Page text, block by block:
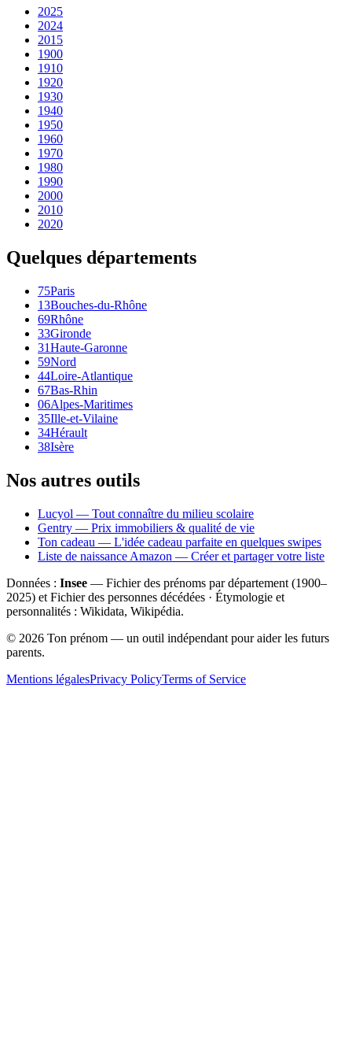
2025
2024
2015
1900
1910
1920
1930
1940
1950
1960
1970
1980
1990
2000
2010
2020
Quelques départements
75Paris
13Bouches-du-Rhône
69Rhône
33Gironde
31Haute-Garonne
59Nord
44Loire-Atlantique
67Bas-Rhin
06Alpes-Maritimes
35Ille-et-Vilaine
34Hérault
38Isère
Nos autres outils
Lucyol — Tout connaître du milieu scolaire
Gentry — Prix immobiliers & qualité de vie
Ton cadeau — L'idée cadeau parfaite en quelques swipes
Liste de naissance Amazon — Créer et partager votre liste
Données : Insee — Fichier des prénoms par département (1900–
2025) et Fichier des personnes décédées · Étymologie et
personnalités : Wikidata, Wikipédia.
© 2026 Ton prénom — un outil indépendant pour aider les futurs
parents.
Mentions légalesPrivacy PolicyTerms of Service